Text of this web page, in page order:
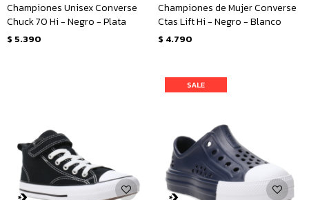
Championes Unisex Converse
Chuck 70 Hi - Negro - Plata
$ 5.390
Championes de Mujer Converse
Ctas Lift Hi - Negro - Blanco
$ 4.790